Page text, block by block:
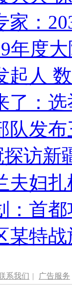
家：
年度
起人
了：
队发
访新
夫妇
：首
某特
系我们 | 广告服务